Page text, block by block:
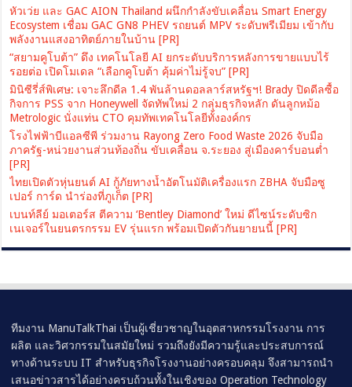
หัวเว่ย และ GAC AION Thailand ผนึกกำลังขับเคลื่อน Smart Energy
Ecosystem เชื่อม GAC GN8 PHEV รถยนต์ MPV ระดับพรีเมียม เข้ากับ
พลังงานแสงอาทิตย์ภายในบ้าน [PR]
“สยามคูโบต้า” ดึง เทคโนโลยี AI ยกระดับบริการหลังการขายแบบไร้
รอยต่อ เปิดโมเดล “เลือกคูโบต้า คุ้มค่าไม่รู้จบ” [PR]
มินิซีรี่ส์พิเศษ: เจาะลึกดีล 1.4 พันล้านดอลลาร์สหรัฐฯ! Brady ปิดดีลซื้อ
กิจการ PSS จาก Honeywell จัดทัพใหม่ 2 กลุ่มธุรกิจหลัก ดันลูกหม้อ
Metrologic นั่งแท่น CTO คุมทัพเทคโนโลยีทั้งองค์กร
โรงไฟฟ้าบีแอลซีพี ร่วมงาน Rayong Zero Food Waste 2026 จับมือ
ภาครัฐ-หน่วยงานส่วนท้องถิ่น ขับเคลื่อน จ.ระยอง สู่เมืองคาร์บอนต่ำ
[PR]
ไทยเปิดตัวหุ่นยนต์ AI กู้ภัยทางน้ำอัตโนมัติเครื่องแรก ZBHA จับมือซู
เปอร์ การ์ด นำร่องที่ภูเก็ต [PR]
เบนท์ลีย์ มอเตอร์ส ตีความ ‘Bentley Diamond’ ใหม่ ดีไซน์ระดับซิก
เนเจอร์ในยนตรกรรม EV รุ่นแรก พร้อมเปิดตัวกันยายนนี้ [PR]
ทีมงาน ManuTalkThai เป็นผู้เชี่ยวชาญในอุตสาหกรรมโรงงาน การ
ผลิต และวิศวกรรมในสมัยใหม่ รวมถึงยังมีความรู้และประสบการณ์
ทางด้านระบบ IT สำหรับธุรกิจโรงงานอย่างครอบคลุม จึงสามารถนำ
เสนอข่าวสารได้อย่างครบถ้วนทั้งในเชิงของ Operation Technology